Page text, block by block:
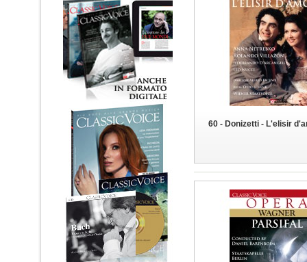
60 - Donizetti - L'elisir